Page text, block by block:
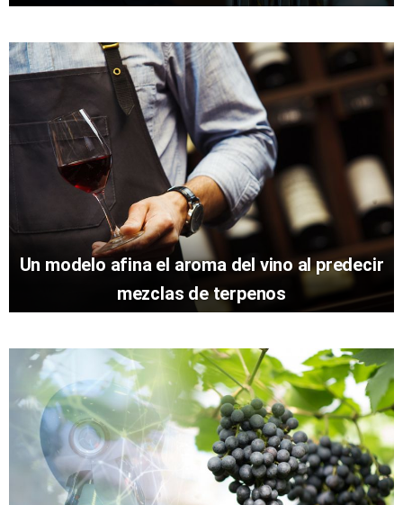
Un modelo afina el aroma del vino al predecir
mezclas de terpenos